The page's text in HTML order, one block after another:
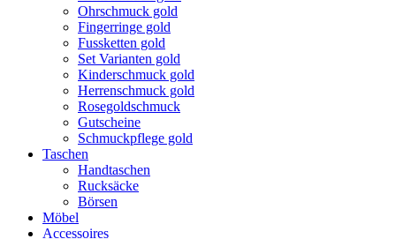
Ohrschmuck gold
Fingerringe gold
Fussketten gold
Set Varianten gold
Kinderschmuck gold
Herrenschmuck gold
Rosegoldschmuck
Gutscheine
Schmuckpflege gold
Taschen
Handtaschen
Rucksäcke
Börsen
Möbel
Accessoires